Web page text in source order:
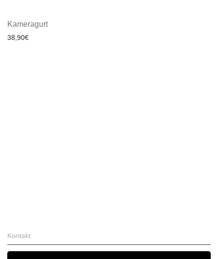
Kameragurt
38,90€
Kontakt
Zahlung & Versand